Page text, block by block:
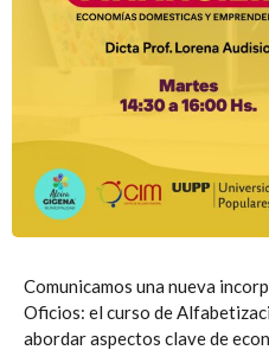
Comunicamos una nueva
Oficios: el curso de
abordar aspectos clave de